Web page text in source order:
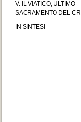
V. IL VIATICO, ULTIMO
SACRAMENTO DEL
IN SINTESI